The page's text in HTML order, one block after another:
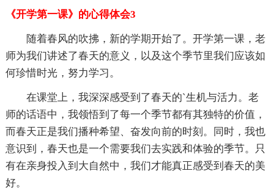
《开学第一课》的心得体会3
随着春风的吹拂，新的学期开始了。开学第一课，老
师为我们讲述了春天的意义，以及这个季节里我们应该如
何珍惜时光，努力学习。
在课堂上，我深深感受到了春天的`生机与活力。老
师的话语中，我领悟到了每一个季节都有其独特的价值，
而春天正是我们播种希望、奋发向前的时刻。同时，我也
意识到，春天也是一个需要我们去实践和体验的季节。只
有在亲身投入到大自然中，我们才能真正感受到春天的美
好。